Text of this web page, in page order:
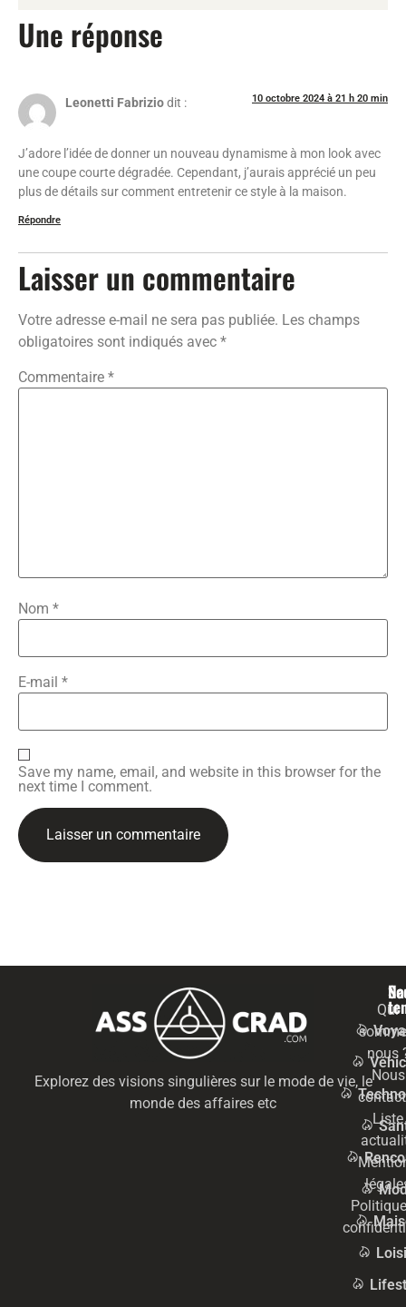
Une réponse
Leonetti Fabriziodit : 10 octobre 2024 à 21 h 20 min
J’adore l’idée de donner un nouveau dynamisme à mon look avec
une coupe courte dégradée. Cependant, j’aurais apprécié un peu
plus de détails sur comment entretenir ce style à la maison.
Répondre
Laisser un commentaire
Votre adresse e-mail ne sera pas publiée. Les champs
obligatoires sont indiqués avec *
Commentaire *
Nom *
E-mail *
Save my name, email, and website in this browser for the
next time I comment.
Explorez des visions singulières sur le mode de vie, le
monde des affaires etc
Qui
nous
Nous
Liste